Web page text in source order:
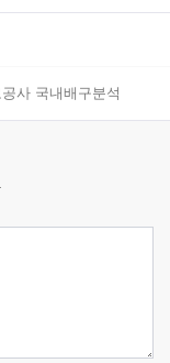
사 국내배구분석